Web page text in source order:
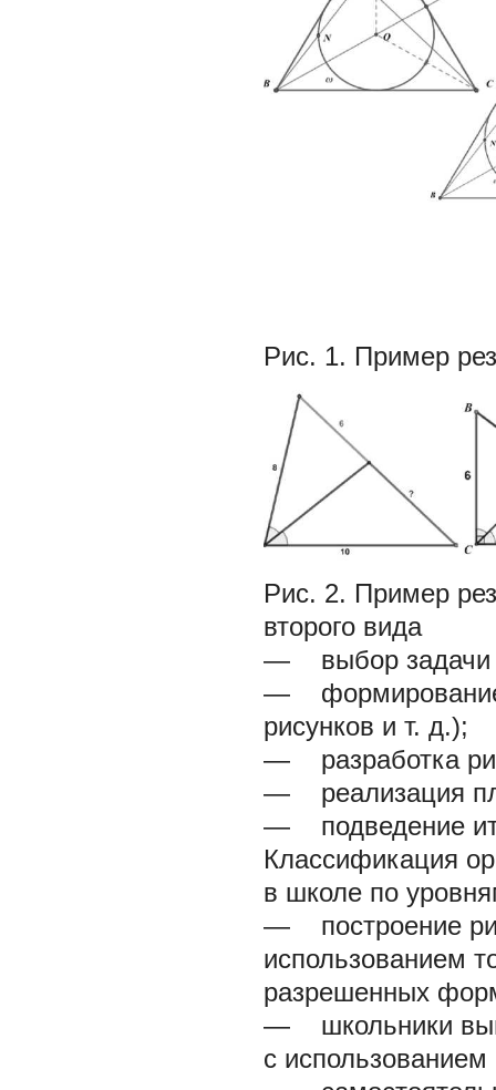
Рис. 1. Пример
Рис. 2. Пример
второго вида
— выбор задачи
— формирование
рисунков и т. д.);
— разработка
— реализация
— подведение
Классификация
в школе по
— построение
использованием
разрешенных
— школьники
с